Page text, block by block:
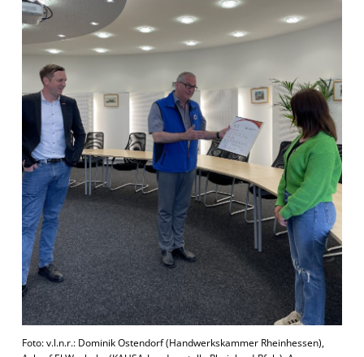
Foto: v.l.n.r.: Dominik Ostendorf (Handwerkskammer Rheinhessen),